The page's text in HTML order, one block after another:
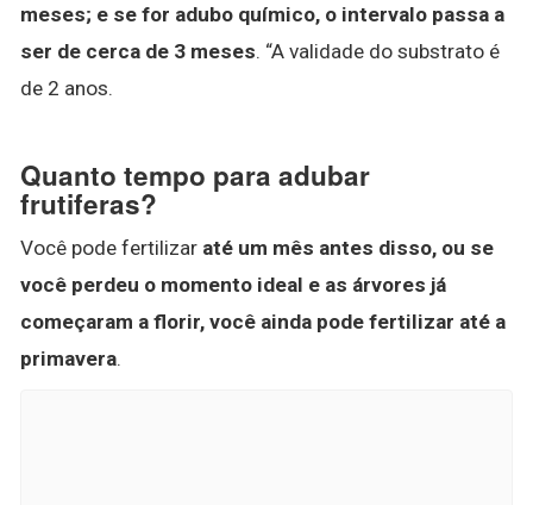
meses; e se for adubo químico, o intervalo passa a
ser de cerca de 3 meses. “A validade do substrato é
de 2 anos.
Quanto tempo para adubar
frutiferas?
Você pode fertilizar até um mês antes disso, ou se
você perdeu o momento ideal e as árvores já
começaram a florir, você ainda pode fertilizar até a
primavera.